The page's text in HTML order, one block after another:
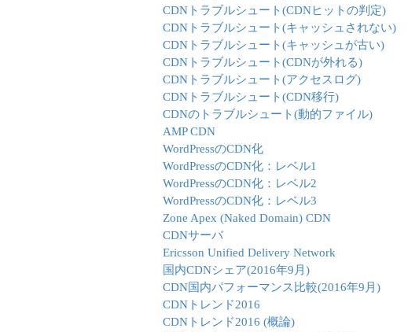
CDNトラブルシュート(CDNヒットの判定)
CDNトラブルシュート(キャッシュされない)
CDNトラブルシュート(キャッシュが古い)
CDNトラブルシュート(CDNが外れる)
CDNトラブルシュート(アクセスログ)
CDNトラブルシュート(CDN移行)
CDNのトラブルシュート(動的ファイル)
AMP CDN
WordPressのCDN化
WordPressのCDN化：レベル1
WordPressのCDN化：レベル2
WordPressのCDN化：レベル3
Zone Apex (Naked Domain) CDN
CDNサーバ
Ericsson Unified Delivery Network
国内CDNシェア(2016年9月)
CDN国内パフォーマンス比較(2016年9月)
CDNトレンド2016
CDNトレンド2016 (概論)